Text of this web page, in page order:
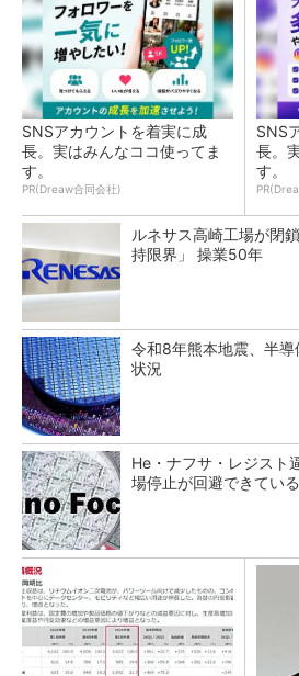
SNSアカウントを着実に成
長。実はみんなココ使ってま
す。
PR(Dreaw合同会社)
SNS
長。
す。
ルネサス高崎工場が閉
持限界」 操業50年
令和8年熊本地震、半
状況
He・ナフサ・レジス
場停止が回避できてい